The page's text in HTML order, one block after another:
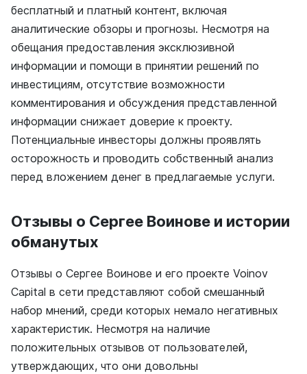
бесплатный и платный контент, включая
аналитические обзоры и прогнозы. Несмотря на
обещания предоставления эксклюзивной
информации и помощи в принятии решений по
инвестициям, отсутствие возможности
комментирования и обсуждения представленной
информации снижает доверие к проекту.
Потенциальные инвесторы должны проявлять
осторожность и проводить собственный анализ
перед вложением денег в предлагаемые услуги.
Отзывы о Сергее Воинове и истории
обманутых
Отзывы о Сергее Воинове и его проекте Voinov
Capital в сети представляют собой смешанный
набор мнений, среди которых немало негативных
характеристик. Несмотря на наличие
положительных отзывов от пользователей,
утверждающих, что они довольны